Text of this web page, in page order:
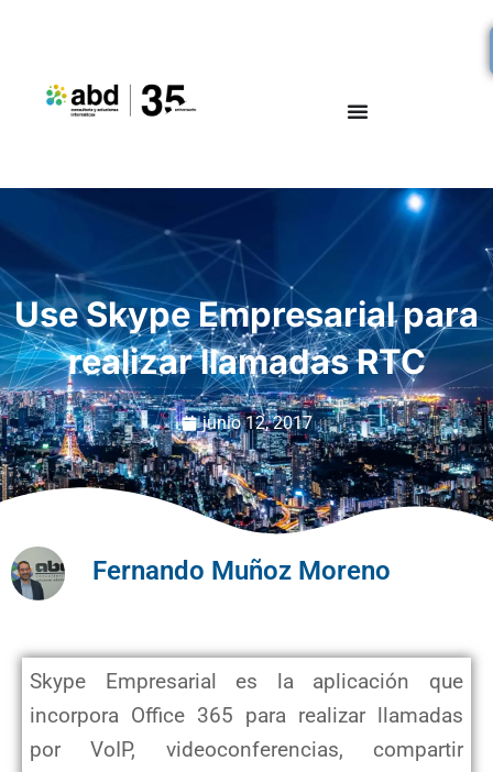
Use Skype Empresarial para
realizar llamadas RTC
junio 12, 2017
Fernando Muñoz Moreno
Skype Empresarial es la aplicación que
incorpora Office 365 para realizar llamadas
por VoIP, videoconferencias, compartir